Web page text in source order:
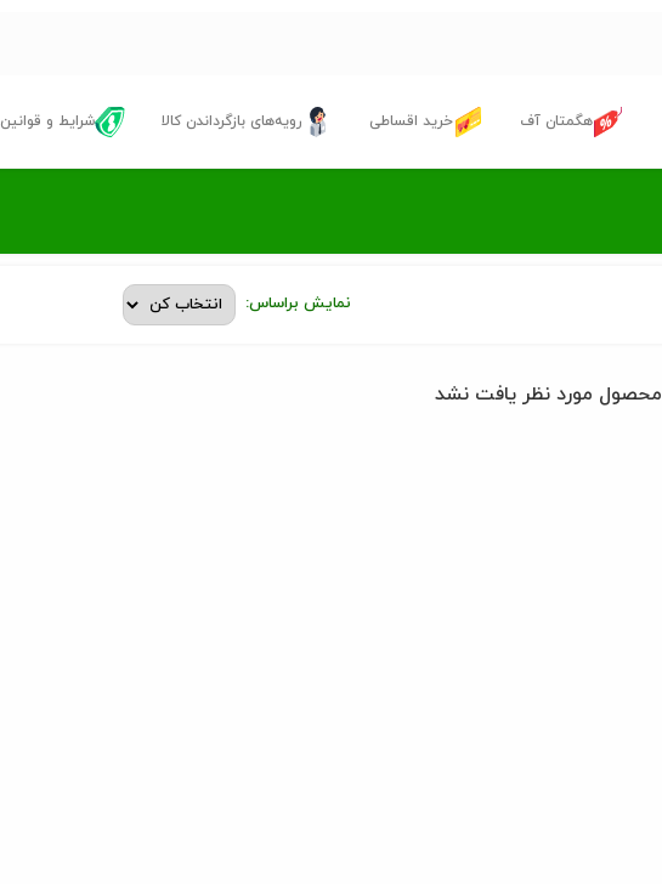
هگمتان آف خرید اقساطی رویه‌های بازگرداندن کالا شرایط و قوانین
نمایش براساس:
محصول مورد نظر یافت نشد